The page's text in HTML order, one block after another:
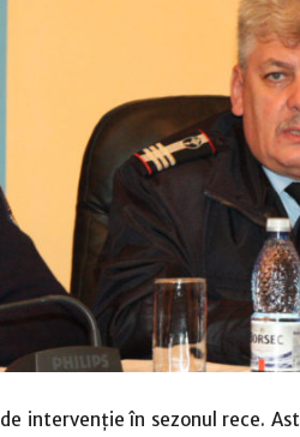
de intervenţie în sezonul rece.